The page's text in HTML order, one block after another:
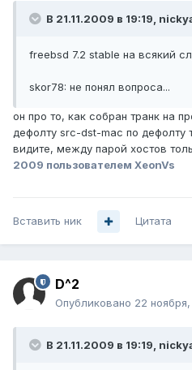
В 21.11.2009 в 19:19,
freebsd 7.2 stable на всякий
skor78: не понял вопроса...
он про то, как собран транк на
дефолту src-dst-mac по дефолту
видите, между парой хостов
2009 пользователем XeonVs
Вставить ник Цитата
D^2
Опубликовано 22
В 21.11.2009 в 19:19,